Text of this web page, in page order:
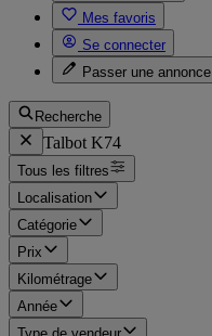
Mes favoris
Se connecter
Passer une annonce
Recherche
Talbot K74
Tous les filtres
Localisation
Catégorie
Prix
Kilométrage
Année